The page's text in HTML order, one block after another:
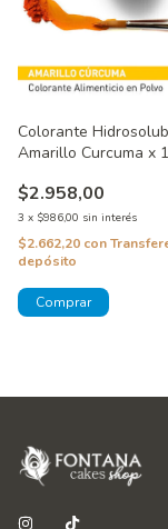
Colorante
Amarillo Curcuma x
$2.958,00
3 x $986,00 sin interés
$2.662,20 con
depósito